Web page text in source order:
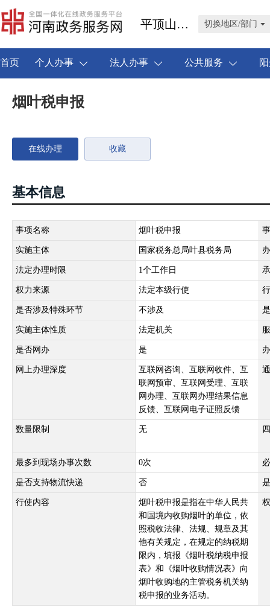
平顶山市叶县 切换地区/部门
首页 个人办事 法人办事 公共服务
烟叶税申报
在线办理 收藏
基本信息
事项名称 烟叶税申报
实施主体 国家税务总局叶县税务局
法定办理时限 1个工作日
权力来源 法定本级行使
是否涉及特殊环节 不涉及
实施主体性质 法定机关
是否网办 是
网上办理深度
互联网咨询、互联网收件、互
联网预审、互联网受理、互联
网办理、互联网办理结果信息
反馈、互联网电子证照反馈
数量限制 无
最多到现场办事次数 0次
是否支持物流快递 否
行使内容
烟叶税申报是指在中华人民共
和国境内收购烟叶的单位，依
照税收法律、法规、规章及其
他有关规定，在规定的纳税期
限内，填报《烟叶税纳税申报
表》和《烟叶收购情况表》向
烟叶收购地的主管税务机关纳
税申报的业务活动。